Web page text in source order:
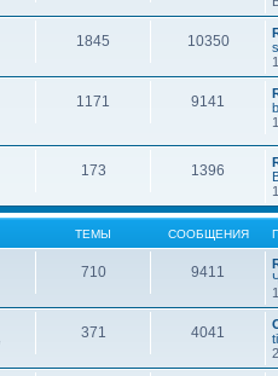
1845 10350
1171 9141
173 1396
ТЕМЫ СООБЩЕНИЯ
710 9411
371 4041